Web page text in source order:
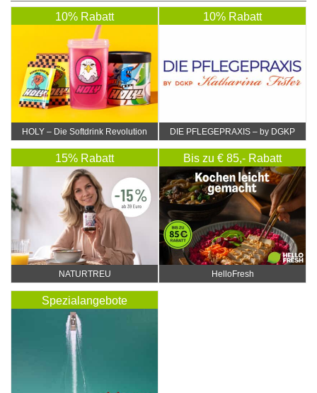
10% Rabatt
HOLY – Die Softdrink Revolution
10% Rabatt
DIE PFLEGEPRAXIS – by DGKP
15% Rabatt
NATURTREU
Bis zu € 85,- Rabatt
HelloFresh
Spezialangebote